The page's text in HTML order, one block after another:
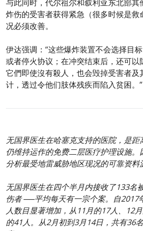
与此同时，代尔祖尔和叙利亚东北部其
炸伤的受害者获得紧急（很多时候是救
况必须改善。
伊达强调：“这些爆炸装置不会选择目
或者停火协议；在冲突结束后，还可以
它們即使沒有殺人，也会毁掉受害者及
计，透过令他们肢体残疾而陷入贫困。”
无国界医生在哈塞克支持的医院，是
仍维持运作的免费二层医疗护理设施
分析最受地雷威胁地区现况的可靠资料
无国界医生在四个半月内接收了133名
伤者 ──平均每天有一宗个案。自2017
人数目显著增加，从11月的17人、12
的41人。从2月初到3月14日，共有36